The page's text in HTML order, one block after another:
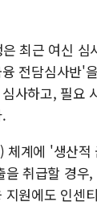
최근 여신 심
전담심사반'
사하고, 필요
체계에 '생산
취급할 경우
원에도 인센